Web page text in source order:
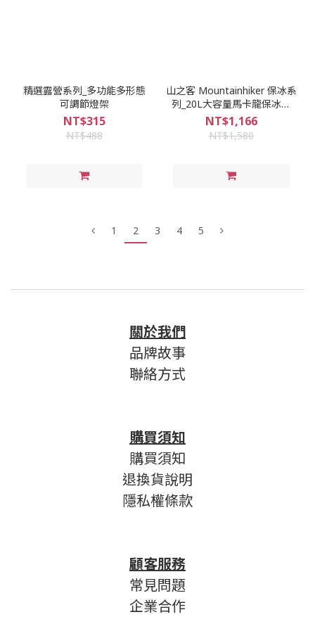
精選露營系列_多功能多形態
可調節燈架
NT$315
NT$488
山之客 Mountainhiker 保冰系
列_20L大容量馬卡龍保冰箱
(可肩背)
NT$1,166
NT$1,580
1 2 3 4 5
關於我們
品牌故事
聯絡方式
購買須知
購買須知
退換貨說明
隱私權條款
顧客服務
常見問題
企業合作